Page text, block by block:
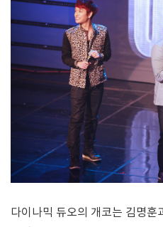
다이나믹 듀오의 개코는 김명훈